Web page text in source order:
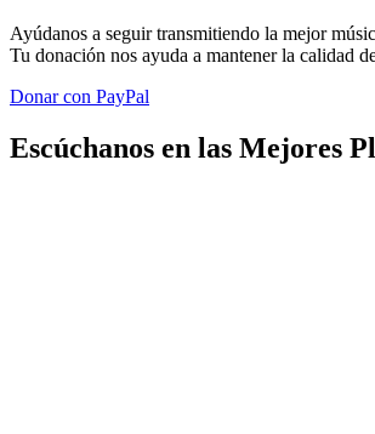
Ayúdanos a seguir transmitiendo la mejor
Tu donación nos ayuda a mantener la calidad
Donar con PayPal
Escúchanos en las Mejores